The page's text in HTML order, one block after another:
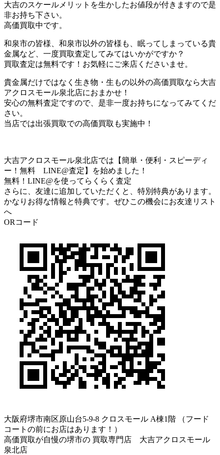
大吉のスケールメリットを生かしたお値段が付きますので是
非お持ち下さい。
高価買取中です。
和泉市の皆様、和泉市以外の皆様も、眠ってしまっている貴
金属など、一度買取査定してみてはいかがですか？
買取査定は無料です！お気軽にご来店くださいませ。
貴金属だけではなく生き物・生もの以外の高価買取なら大吉
アクロスモール泉北店におまかせ！
安心の無料査定ですので、是非一度お持ちになってみてくだ
さい。
当店では出張買取での高価買取も実施中！
大吉アクロスモール泉北店では【簡単・便利・スピーディ
ー！無料 LINE@査定】を始めました！
無料！LINE@を使ってらくらく査定
さらに、友達に追加していただくと、特別特典があります。
かなりお得な情報と特典です。ぜひこの機会にお友達リスト
へ
ORコード
大阪府堺市南区原山台5-9-8 クロスモール A棟1階 （フード
コートの前にお店はあります！）
高価買取が自慢の堺市の 買取専門店 大吉アクロスモール
泉北店